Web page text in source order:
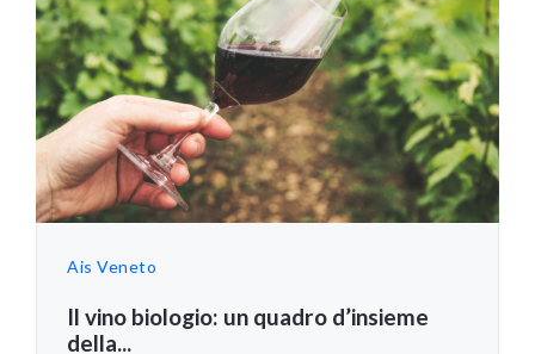
Ais Veneto
Il vino biologio: un quadro d’insieme
della...